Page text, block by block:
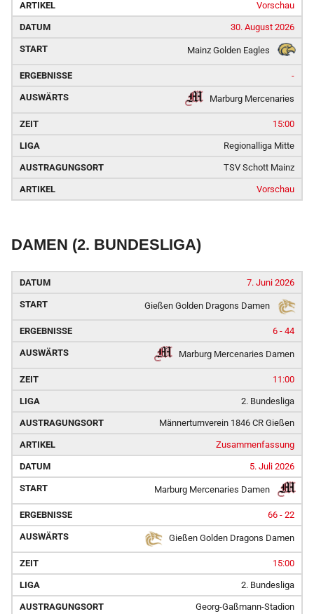
Vorschau
30. August 2026
Mainz Golden Eagles
-
Marburg Mercenaries
15:00
Regionalliga Mitte
TSV Schott Mainz
Vorschau
DAMEN (2. BUNDESLIGA)
7. Juni 2026
Gießen Golden Dragons Damen
6 - 44
Marburg Mercenaries Damen
11:00
2. Bundesliga
Männerturnverein 1846 CR Gießen
Zusammenfassung
5. Juli 2026
Marburg Mercenaries Damen
66 - 22
Gießen Golden Dragons Damen
15:00
2. Bundesliga
Georg-Gaßmann-Stadion